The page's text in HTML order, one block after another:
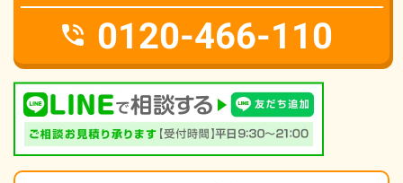
0120-466-110